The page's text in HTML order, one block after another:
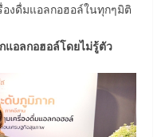
องดื่มแอลกอฮอล์ในทุกๆมิติ
แอลกอฮอล์โดยไม่รู้ตัว